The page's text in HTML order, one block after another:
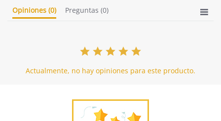
Opiniones (0) Preguntas (0)
Actualmente, no hay opiniones para este producto.